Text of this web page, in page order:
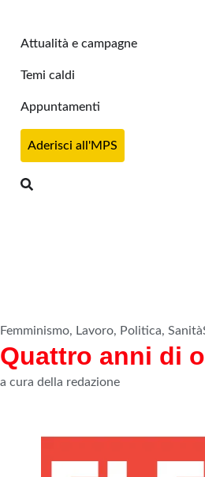
Attualità e campagne
Temi caldi
Appuntamenti
Aderisci all'MPS
Femminismo, Lavoro, Politica, Sanità
Quattro anni di
a cura della redazione